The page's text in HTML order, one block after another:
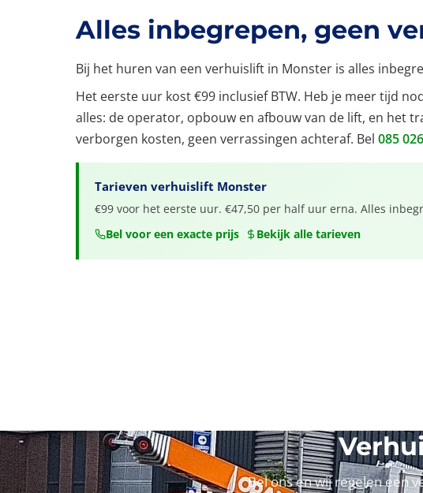
Alles inbegrepen, geen
Bij het huren van een verhuislift in Monster is alles
Het eerste uur kost €99 inclusief BTW. Heb je meer tijd
alles: de operator, opbouw en afbouw van de lift, en het
verborgen kosten, geen verrassingen achteraf. Bel 085
Tarieven verhuislift Monster
€99 voor het eerste uur. €47,50 per half uur erna. Alles
Bel voor een exacte prijs
Bekijk alle tarieven
Bel ons en wij regelen een